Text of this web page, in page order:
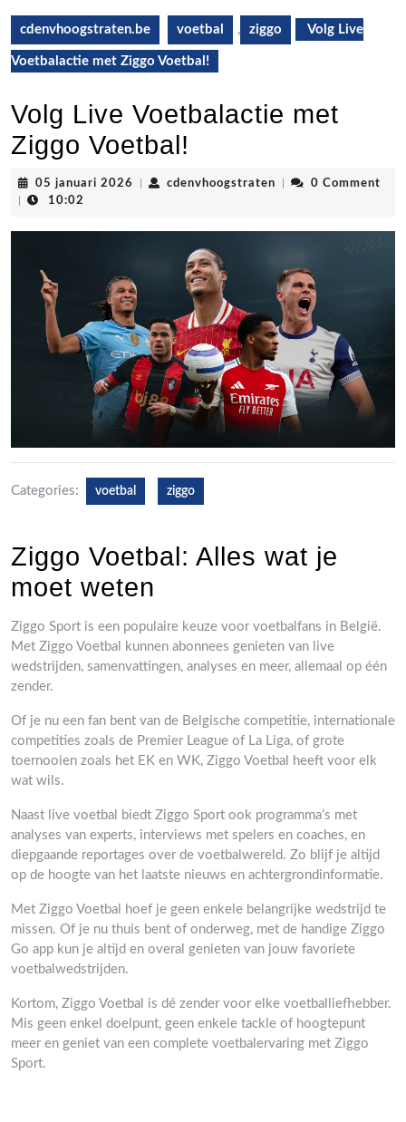
cdenvhoogstraten.be voetbal , ziggo Volg Live
Voetbalactie met Ziggo Voetbal!
Volg Live Voetbalactie met
Ziggo Voetbal!
05 januari 2026 05
cdenvhoogstraten cdenvhoogstraten
0 Comment
10:02
Categories: voetbal ziggo
Ziggo Voetbal: Alles wat je
moet weten
Ziggo Sport is een populaire keuze voor voetbalfans in België.
Met Ziggo Voetbal kunnen abonnees genieten van live
wedstrijden, samenvattingen, analyses en meer, allemaal op één
zender.
Of je nu een fan bent van de Belgische competitie, internationale
competities zoals de Premier League of La Liga, of grote
toernooien zoals het EK en WK, Ziggo Voetbal heeft voor elk
wat wils.
Naast live voetbal biedt Ziggo Sport ook programma’s met
analyses van experts, interviews met spelers en coaches, en
diepgaande reportages over de voetbalwereld. Zo blijf je altijd
op de hoogte van het laatste nieuws en achtergrondinformatie.
Met Ziggo Voetbal hoef je geen enkele belangrijke wedstrijd te
missen. Of je nu thuis bent of onderweg, met de handige Ziggo
Go app kun je altijd en overal genieten van jouw favoriete
voetbalwedstrijden.
Kortom, Ziggo Voetbal is dé zender voor elke voetballiefhebber.
Mis geen enkel doelpunt, geen enkele tackle of hoogtepunt
meer en geniet van een complete voetbalervaring met Ziggo
Sport.